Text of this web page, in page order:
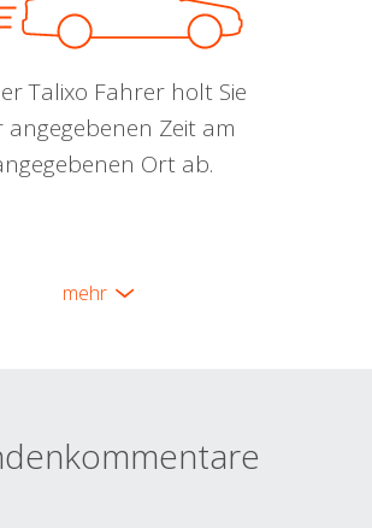
Talixo Fahrer holt Sie
angegebenen Zeit am
Ort ab.
mehr